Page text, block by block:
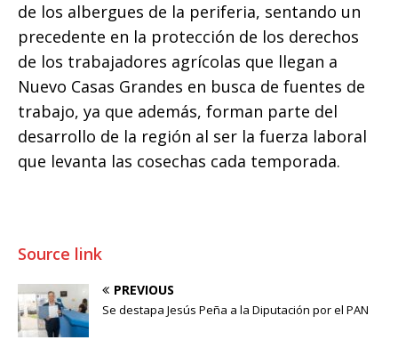
de los albergues de la periferia, sentando un
precedente en la protección de los derechos
de los trabajadores agrícolas que llegan a
Nuevo Casas Grandes en busca de fuentes de
trabajo, ya que además, forman parte del
desarrollo de la región al ser la fuerza laboral
que levanta las cosechas cada temporada.
Source link
PREVIOUS
Se destapa Jesús Peña a la Diputación por el PAN